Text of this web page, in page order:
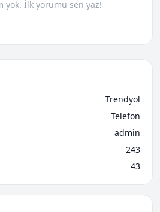
yok. İlk yorumu sen yaz!
Trendyol
Telefon
admin
243
43